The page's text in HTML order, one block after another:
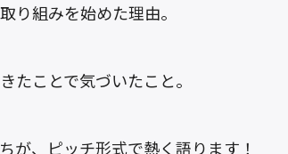
り組みを始めた理由。
たことで気づいたこと。
が、ピッチ形式で熱く語ります！